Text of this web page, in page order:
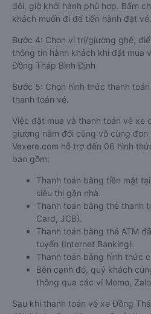
đôi, giờ khởi hành phù hợp. Bấm
khách muốn đi để tiến hành đặt vé.
Bước 4: Chọn vị trí/giường ghế,
thông tin hành khách khi đặt mua
Đồng Tháp Bình Định
Bước 5: Chọn hình thức thanh
thanh toán vé.
Việc đặt mua và thanh toán vé xe
giường nằm đôi cũng vô cùng đơn
Vexere.com hỗ trợ đến 06 hình
bao gồm:
Thanh toán bằng tiền mặt
siêu thị gần nhà.
Thanh toán bằng thẻ thanh
Card, JCB).
Thanh toán bằng thẻ ATM
tuyến (Internet Banking).
Thanh toán bằng hình thức
Bên cạnh đó, quý khách
thông qua các ví Momo,
Sau khi thanh toán vé xe Đồng